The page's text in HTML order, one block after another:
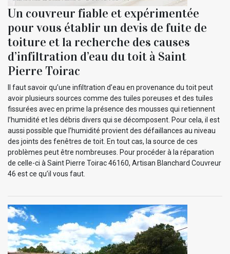
Un couvreur fiable et expérimentée
pour vous établir un devis de fuite de
toiture et la recherche des causes
d’infiltration d’eau du toit à Saint
Pierre Toirac
Il faut savoir qu’une infiltration d’eau en provenance du toit peut
avoir plusieurs sources comme des tuiles poreuses et des tuiles
fissurées avec en prime la présence des mousses qui retiennent
l’humidité et les débris divers qui se décomposent. Pour cela, il est
aussi possible que l’humidité provient des défaillances au niveau
des joints des fenêtres de toit. En tout cas, la source de ces
problèmes peut être nombreuses. Pour procéder à la réparation
de celle-ci à Saint Pierre Toirac 46160, Artisan Blanchard Couvreur
46 est ce qu’il vous faut.